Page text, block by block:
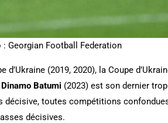
: Georgian Football Federation
(2019, 2020), la Coupe
Dinamo Batumi (2023) est son dernier
décisive, toutes compétitions
décisives.